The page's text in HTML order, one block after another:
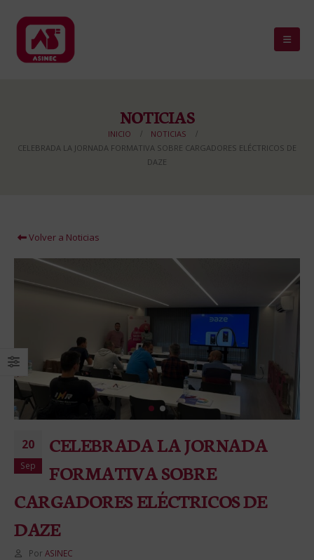
NOTICIAS
INICIO
NOTICIAS
CELEBRADA LA JORNADA FORMATIVA SOBRE CARGADORES ELÉCTRICOS DE
DAZE
Volver a Noticias
20
Sep
CELEBRADA LA JORNADA
FORMATIVA SOBRE
CARGADORES ELÉCTRICOS DE
DAZE
Por ASINEC